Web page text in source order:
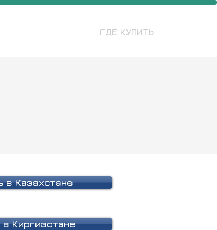
ГДЕ КУПИТЬ
в Казахстане
в Киргизстане